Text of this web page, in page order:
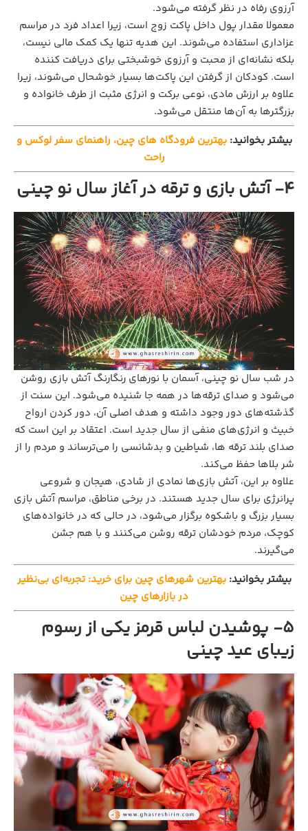
آرزوی رفاه در نظر گرفته می‌شود.
معمولا مقدار پول داخل پاکت زوج است، زیرا اعداد فرد در مراسم
عزاداری استفاده می‌شوند. این هدیه تنها یک کمک مالی نیست،
بلکه نشانه‌ای از محبت و آرزوی خوشبختی برای دریافت کننده
است. کودکان از گرفتن این پاکت‌ها بسیار خوشحال می‌شوند، زیرا
علاوه بر ارزش مادی، نوعی برکت و انرژی مثبت از طرف خانواده و
بزرگترها به آن‌ها منتقل می‌شود.
بیشتر بخوانید:بهترین فرودگاه‌ های چین، راهنمای سفر لوکس و
راحت
4- آتش‌ بازی و ترقه در آغاز سال نو چینی
در شب سال نو چینی، آسمان با نورهای رنگارنگ آتش بازی روشن
می‌شود و صدای ترقه‌ها در همه جا شنیده می‌شود. این سنت از
گذشته‌های دور وجود داشته و هدف اصلی آن، دور کردن ارواح
خبیث و انرژی‌های منفی از سال جدید است. اعتقاد بر این است که
صدای بلند ترقه ها، شیاطین و بدشانسی را می‌ترساند و مردم را از
شر بلاها حفظ می‌کند.
علاوه بر این، آتش بازی‌ها نمادی از شادی، هیجان و شروعی
پرانرژی برای سال جدید هستند. در برخی مناطق، مراسم آتش بازی
بسیار بزرگ و باشکوه برگزار می‌شود، در حالی که در خانواده‌های
کوچک، مردم خودشان ترقه روشن می‌کنند و با هم جشن
می‌گیرند.
بیشتر بخوانید:بهترین شهرهای چین برای خرید: تجربه‌ای بی‌نظیر
در بازارهای چین
5- پوشیدن لباس قرمز یکی از رسوم
زیبای عید چینی